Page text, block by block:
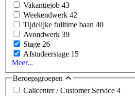
Vakantiejob 43
Weekendwerk 42
Tijdelijke fulltime baan 40
Avondwerk 39
Stage 26
Afstudeerstage 15
Meer...
Beroepsgroepen
Callcenter / Customer Service 4